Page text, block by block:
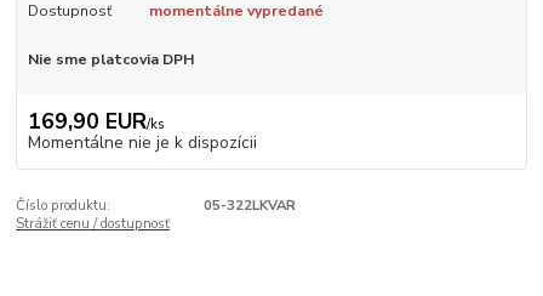
Dostupnosť momentálne vypredané
Nie sme platcovia DPH
169,90 EUR/ks
Momentálne nie je k dispozícii
Číslo produktu:
05-322LKVAR
Strážiť cenu / dostupnosť